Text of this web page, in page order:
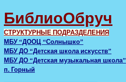
БиблиоОбруч
СТРУКТУРНЫЕ ПОДРАЗДЕЛЕНИЯ
МБУ “ДООЦ “Солнышко”
МБУ ДО “Детская школа искусств”
МБУ ДО “Детская музыкальная школа”
п. Горный